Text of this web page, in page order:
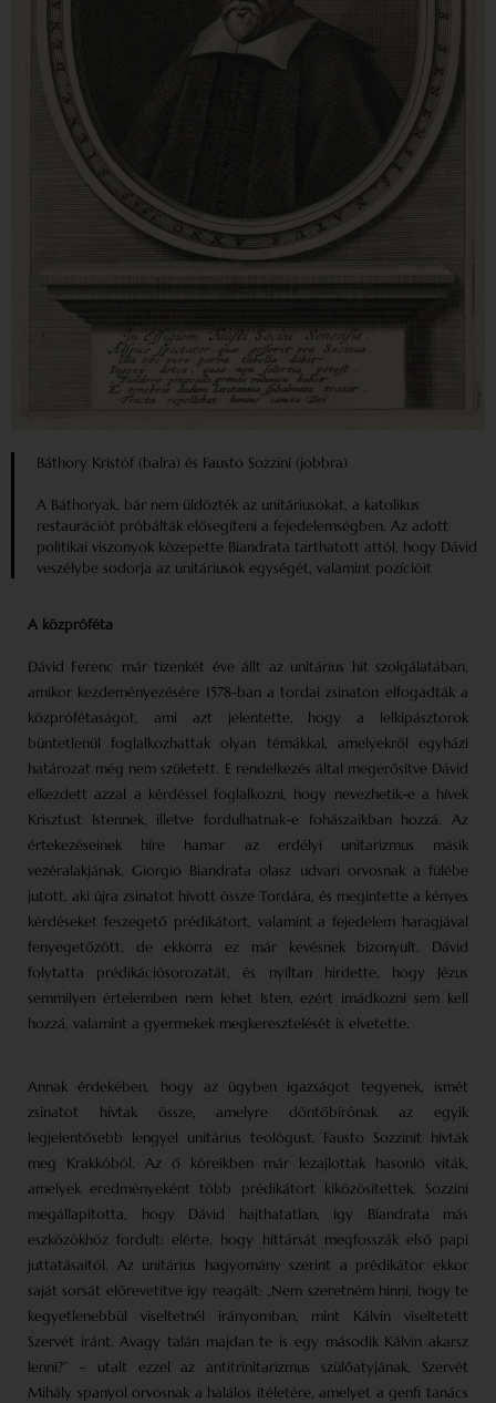
Báthory Kristóf (balra) és Fausto Sozzini (jobbra)
A Báthoryak, bár nem üldözték az unitáriusokat, a katolikus
restaurációt próbálták elősegíteni a fejedelemségben. Az adott
politikai viszonyok közepette Biandrata tarthatott attól, hogy Dávid
veszélybe sodorja az unitáriusok egységét, valamint pozícióit
A közpróféta
Dávid Ferenc már tizenkét éve állt az unitárius hit szolgálatában,
amikor kezdeményezésére 1578-ban a tordai zsinaton elfogadták a
közprófétaságot, ami azt jelentette, hogy a lelkipásztorok
büntetlenül foglalkozhattak olyan témákkal, amelyekről egyházi
határozat még nem született. E rendelkezés által megerősítve Dávid
elkezdett azzal a kérdéssel foglalkozni, hogy nevezhetik-e a hívek
Krisztust Istennek, illetve fordulhatnak-e fohászaikban hozzá. Az
értekezéseinek híre hamar az erdélyi unitarizmus másik
vezéralakjának, Giorgio Biandrata olasz udvari orvosnak a fülébe
jutott, aki újra zsinatot hívott össze Tordára, és megintette a kényes
kérdéseket feszegető prédikátort, valamint a fejedelem haragjával
fenyegetőzött, de ekkorra ez már kevésnek bizonyult. Dávid
folytatta prédikációsorozatát, és nyíltan hirdette, hogy Jézus
semmilyen értelemben nem lehet Isten, ezért imádkozni sem kell
hozzá, valamint a gyermekek megkeresztelését is elvetette.
Annak érdekében, hogy az ügyben igazságot tegyenek, ismét
zsinatot hívtak össze, amelyre döntőbírónak az egyik
legjelentősebb lengyel unitárius teológust, Fausto Sozzinit hívták
meg Krakkóból. Az ő köreikben már lezajlottak hasonló viták,
amelyek eredményeként több prédikátort kiközösítettek. Sozzini
megállapította, hogy Dávid hajthatatlan, így Biandrata más
eszközökhöz fordult: elérte, hogy hittársát megfosszák első papi
juttatásaitól. Az unitárius hagyomány szerint a prédikátor ekkor
saját sorsát előrevetítve így reagált: „Nem szeretném hinni, hogy te
kegyetlenebbül viseltetnél irányomban, mint Kálvin viseltetett
Szervét iránt. Avagy talán majdan te is egy második Kálvin akarsz
lenni?” – utalt ezzel az antitrinitarizmus szülőatyjának, Szervét
Mihály spanyol orvosnak a halálos ítéletére, amelyet a genfi tanács